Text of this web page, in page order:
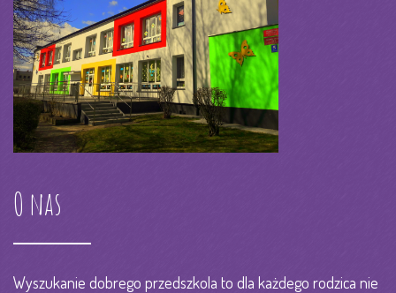
O nas
Wyszukanie dobrego przedszkola to dla każdego rodzica nie